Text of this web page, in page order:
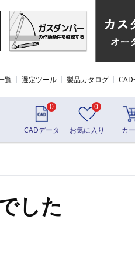
覧 選定ツール 製品カタログ CAD
0
CADデータ
0
お気に入り カ
した